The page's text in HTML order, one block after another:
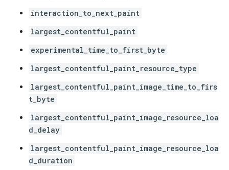
interaction_to_next_paint
largest_contentful_paint
experimental_time_to_first_byte
largest_contentful_paint_resource_type
largest_contentful_paint_image_time_to_firs
t_byte
largest_contentful_paint_image_resource_loa
d_delay
largest_contentful_paint_image_resource_loa
d_duration